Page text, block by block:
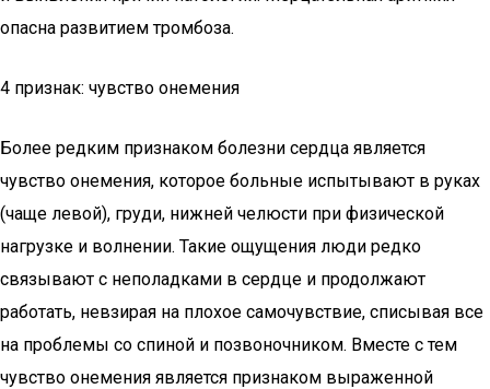
опасна развитием тромбоза.
4 признак: чувство онемения
Более редким признаком болезни сердца является
чувство онемения, которое больные испытывают в руках
(чаще левой), груди, нижней челюсти при физической
нагрузке и волнении. Такие ощущения люди редко
связывают с неполадками в сердце и продолжают
работать, невзирая на плохое самочувствие, списывая все
на проблемы со спиной и позвоночником. Вместе с тем
чувство онемения является признаком выраженной